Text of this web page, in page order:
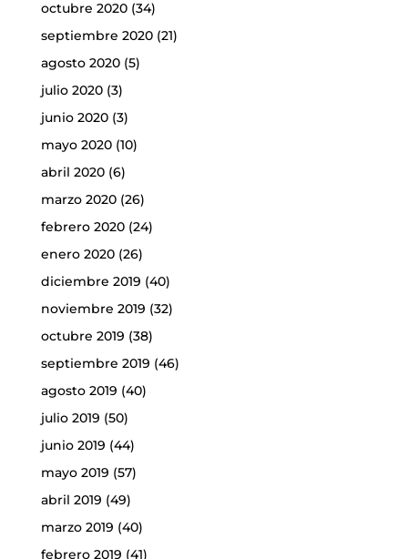
octubre 2020(34)
septiembre 2020(21)
agosto 2020(5)
julio 2020(3)
junio 2020(3)
mayo 2020(10)
abril 2020(6)
marzo 2020(26)
febrero 2020(24)
enero 2020(26)
diciembre 2019 (40)
noviembre 2019 (32)
octubre 2019 (38)
septiembre 2019 (46)
agosto 2019 (40)
julio 2019 (50)
junio 2019 (44)
mayo 2019 (57)
abril 2019 (49)
marzo 2019 (40)
febrero 2019 (41)